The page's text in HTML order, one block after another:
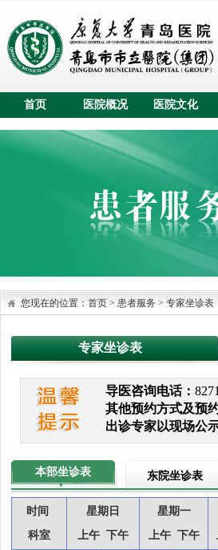
首页 医院概况 医院文化
您现在的位置： 首页 > 患者服务 > 专家坐诊表
专家坐诊表
导医咨询电话：
其他预约方式及预
出诊专家以现场公
本部坐诊表 东院坐诊表
时间
科室
星期日
上午 下午
星期一
上午 下午